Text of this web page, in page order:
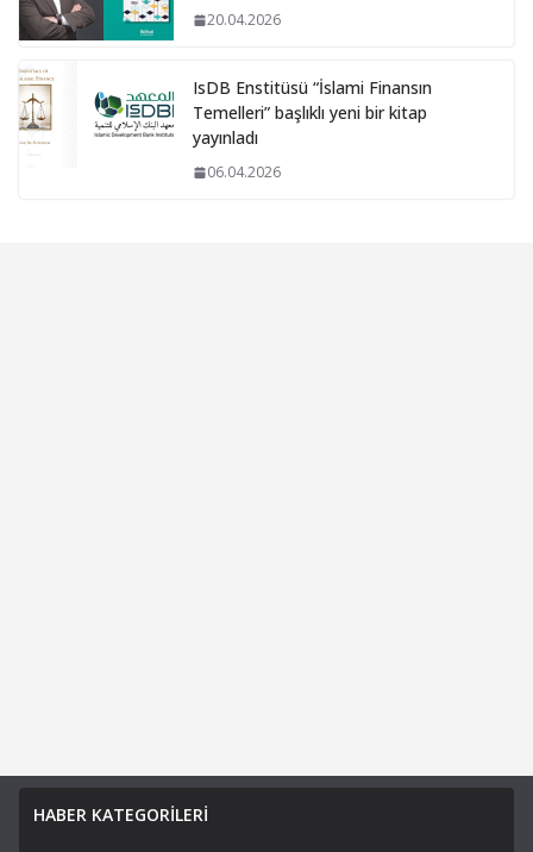
20.04.2026
IsDB Enstitüsü “İslami Finansın
Temelleri” başlıklı yeni bir kitap
yayınladı
06.04.2026
HABER KATEGORİLERİ